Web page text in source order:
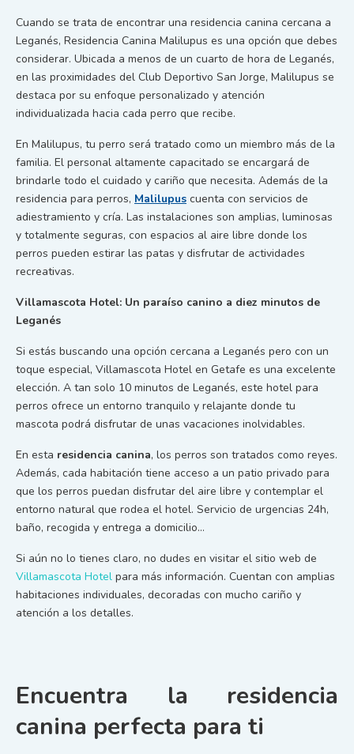
Cuando se trata de encontrar una residencia canina cercana a
Leganés, Residencia Canina Malilupus es una opción que debes
considerar. Ubicada a menos de un cuarto de hora de Leganés,
en las proximidades del Club Deportivo San Jorge, Malilupus se
destaca por su enfoque personalizado y atención
individualizada hacia cada perro que recibe.
En Malilupus, tu perro será tratado como un miembro más de la
familia. El personal altamente capacitado se encargará de
brindarle todo el cuidado y cariño que necesita. Además de la
residencia para perros, Malilupus cuenta con servicios de
adiestramiento y cría. Las instalaciones son amplias, luminosas
y totalmente seguras, con espacios al aire libre donde los
perros pueden estirar las patas y disfrutar de actividades
recreativas.
Villamascota Hotel: Un paraíso canino a diez minutos de
Leganés
Si estás buscando una opción cercana a Leganés pero con un
toque especial, Villamascota Hotel en Getafe es una excelente
elección. A tan solo 10 minutos de Leganés, este hotel para
perros ofrece un entorno tranquilo y relajante donde tu
mascota podrá disfrutar de unas vacaciones inolvidables.
En esta residencia canina, los perros son tratados como reyes.
Además, cada habitación tiene acceso a un patio privado para
que los perros puedan disfrutar del aire libre y contemplar el
entorno natural que rodea el hotel. Servicio de urgencias 24h,
baño, recogida y entrega a domicilio…
Si aún no lo tienes claro, no dudes en visitar el sitio web de
Villamascota Hotel para más información. Cuentan con amplias
habitaciones individuales, decoradas con mucho cariño y
atención a los detalles.
Encuentra la residencia
canina perfecta para ti